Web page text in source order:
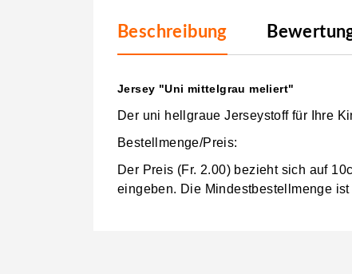
Beschreibung
Jersey "Uni mittelgrau meliert"
Der uni hellgraue Jerseystoff für Ihre
Bestellmenge/Preis:
Der Preis (Fr. 2.00) bezieht sich auf
eingeben. Die Mindestbestellmenge